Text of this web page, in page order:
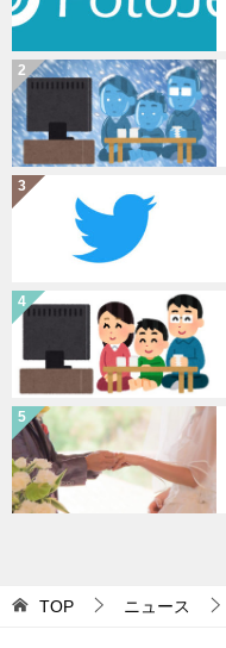
TOP ニュース